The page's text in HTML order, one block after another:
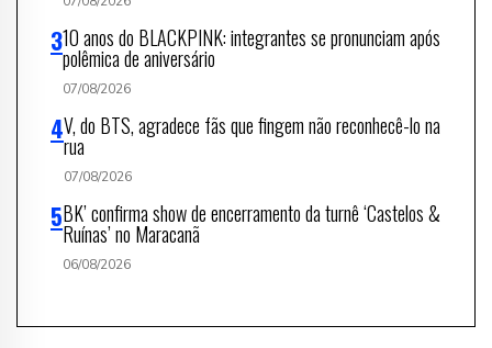
10 anos do BLACKPINK: integrantes se pronunciam após
polêmica de aniversário
07/08/2026
V, do BTS, agradece fãs que fingem não reconhecê-lo na
rua
07/08/2026
BK’ confirma show de encerramento da turnê ‘Castelos &
Ruínas’ no Maracanã
06/08/2026